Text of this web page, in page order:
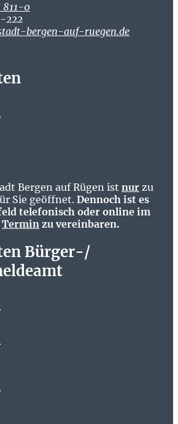
811-0
222
bergen-auf-ruegen.de
Bergen auf Rügen ist nur zu
Sie geöffnet. Dennoch ist es
telefonisch oder online im
Termin zu vereinbaren.
Bürger-/